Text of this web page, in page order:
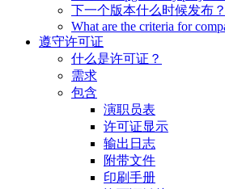
下一个版本什么时候发布？
What are the criteria for
遵守许可证
什么是许可证？
需求
包含
演职员表
许可证显示
输出日志
附带文件
印刷手册